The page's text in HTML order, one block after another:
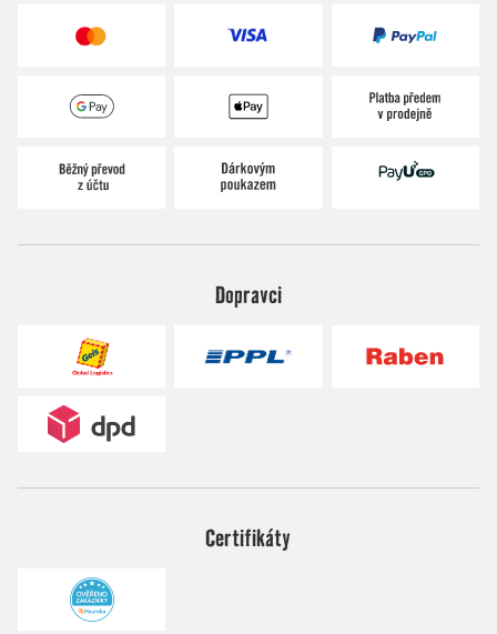
Dopravci
Certifikáty